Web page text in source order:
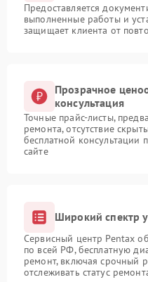
Предоставляется
выполненные работы и
защищает клиента от
Прозрачное
консультация
Точные прайс-листы,
ремонта, отсутствие
бесплатной консультации
сайте
Широкий спектр
Сервисный центр Pentax
по всей РФ, бесплатную
ремонт, включая срочный
отслеживать статус